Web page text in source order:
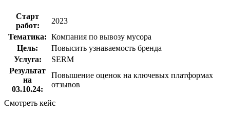
Старт
работ:
2023
Тематика: Компания по вывозу мусора
Цель:
Повысить узнаваемость бренда
Услуга:
SERM
Результат
на
03.10.24:
Повышение оценок на ключевых платформах
отзывов
Смотреть кейс